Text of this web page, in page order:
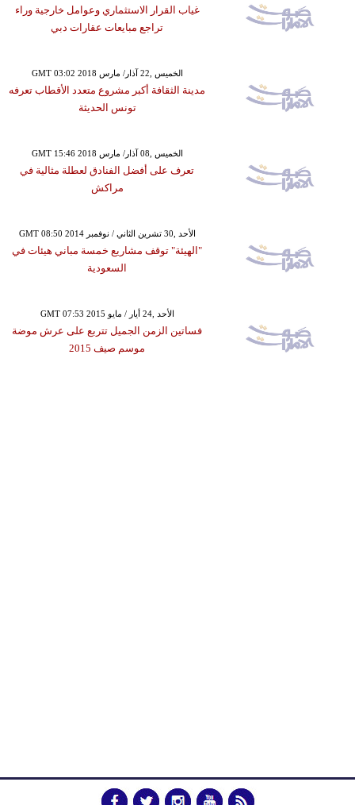
غياب القرار الاستثماري وعوامل خارجية وراء
تراجع مبايعات عقارات دبي
GMT 03:02 2018 الخميس ,22 آذار/ مارس
مدينة الثقافة أكبر مشروع متعدد الأقطاب تعرفه
تونس الحديثة
GMT 15:46 2018 الخميس ,08 آذار/ مارس
تعرف على أفضل الفنادق لعطلة مثالية في
مراكش
GMT 08:50 2014 الأحد ,30 تشرين الثاني / نوفمبر
"الهيئة" توقف مشاريع خمسة مباني هيئات في
السعودية
GMT 07:53 2015 الأحد ,24 أيار / مايو
فساتين الزمن الجميل تتربع على عرش موضة
موسم صيف 2015